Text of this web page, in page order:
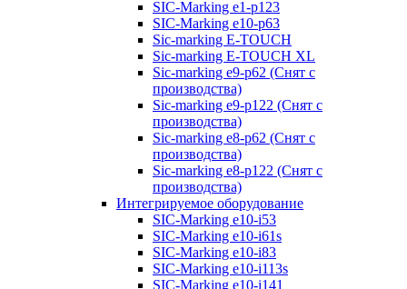
SIC-Marking e1-p123
SIC-Marking e10-p63
Sic-marking E-TOUCH
Sic-marking E-TOUCH XL
Sic-marking e9-p62 (Снят с
производства)
Sic-marking e9-p122 (Снят с
производства)
Sic-marking e8-p62 (Снят с
производства)
Sic-marking e8-p122 (Снят с
производства)
Интегрируемое оборудование
SIC-Marking e10-i53
SIC-Marking e10-i61s
SIC-Marking e10-i83
SIC-Marking e10-i113s
SIC-Marking e10-i141